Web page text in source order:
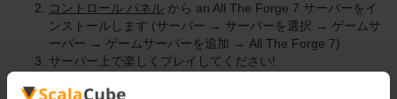
コントロール パネル から an All The Forge 7 サーバーをイ
ンストールします (サーバー → サーバーを選択 → ゲームサ
ーバー → ゲームサーバーを追加 → All The Forge 7)
サーバー上で楽しくプレイしてください!